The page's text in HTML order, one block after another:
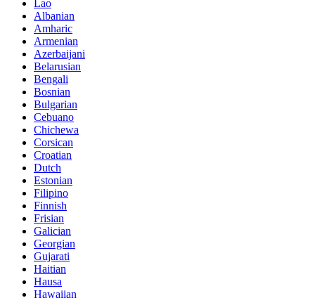
Lao
Albanian
Amharic
Armenian
Azerbaijani
Belarusian
Bengali
Bosnian
Bulgarian
Cebuano
Chichewa
Corsican
Croatian
Dutch
Estonian
Filipino
Finnish
Frisian
Galician
Georgian
Gujarati
Haitian
Hausa
Hawaiian